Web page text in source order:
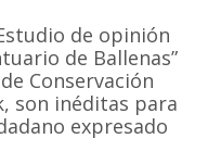
de opinión
de Ballenas”
Conservación
son inéditas para
expresado